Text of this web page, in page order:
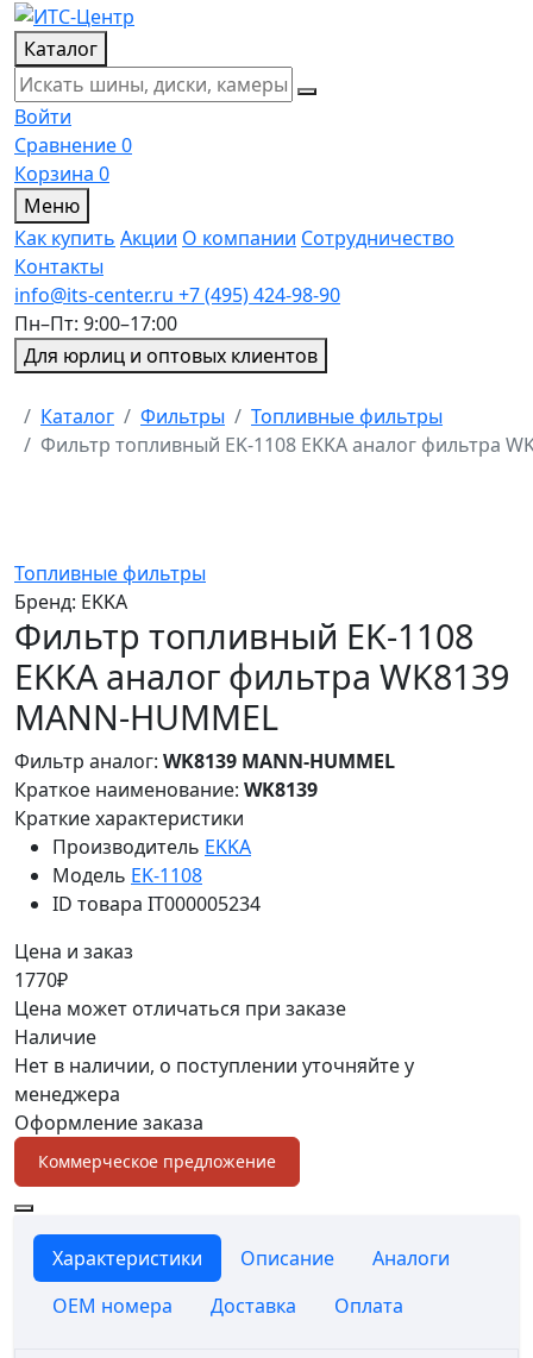
Каталог
Войти
Сравнение0
Корзина 0
Меню
Как купить Акции О компании Сотрудничество
Контакты
info@its-center.ru +7 (495) 424-98-90
Пн–Пт: 9:00–17:00
Для юрлиц и оптовых клиентов
Главная
Каталог Фильтры
Топливные фильтры
Фильтр топливный EK-1108 EKKA аналог фильтра
Топливные фильтры
Бренд: EKKA
Фильтр топливный EK-1108
EKKA аналог фильтра WK8139
MANN-HUMMEL
Фильтр аналог: WK8139 MANN-HUMMEL
Краткое наименование: WK8139
Краткие характеристики
Производитель EKKA
Модель EK-1108
ID товара IT000005234
Цена и заказ
1770₽
Цена может отличаться при заказе
Наличие
Нет в наличии, о поступлении уточняйте у
менеджера
Оформление заказа
Коммерческое предложение
Характеристики Описание
Аналоги
OEM номера
Доставка Оплата